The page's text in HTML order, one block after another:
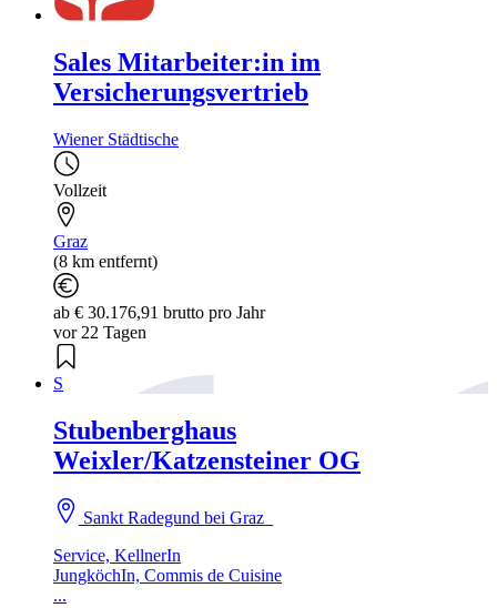
Sales Mitarbeiter:in im
Versicherungsvertrieb
Wiener Städtische
Vollzeit
Graz
(8 km entfernt)
ab € 30.176,91 brutto pro Jahr
vor 22 Tagen
S
Stubenberghaus
Weixler/Katzensteiner OG
Sankt Radegund bei Graz
Service, KellnerIn
JungköchIn, Commis de Cuisine
...